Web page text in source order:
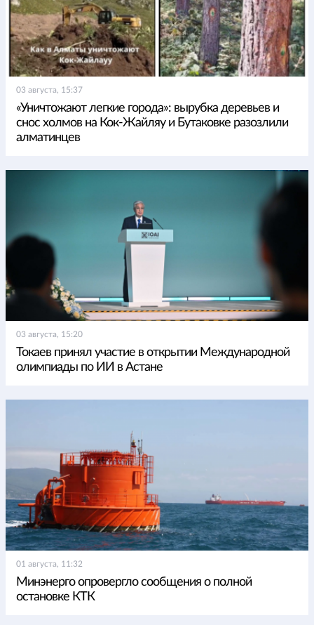
03 августа, 15:37
«Уничтожают легкие города»: вырубка деревьев и
снос холмов на Кок-Жайляу и Бутаковке разозлили
алматинцев
03 августа, 15:20
Токаев принял участие в открытии Международной
олимпиады по ИИ в Астане
01 августа, 11:32
Минэнерго опровергло сообщения о полной
остановке КТК